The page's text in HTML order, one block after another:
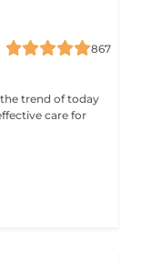
867
trend of today
care for